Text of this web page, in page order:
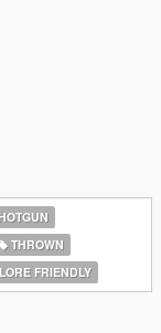
THROWN
FRIENDLY